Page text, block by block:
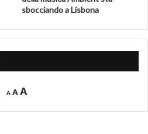
sbocciando a Lisbona
A
Decrease
font
A Reset
size.
A